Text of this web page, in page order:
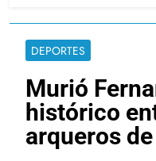
DEPORTES
Murió
histórico
arqueros